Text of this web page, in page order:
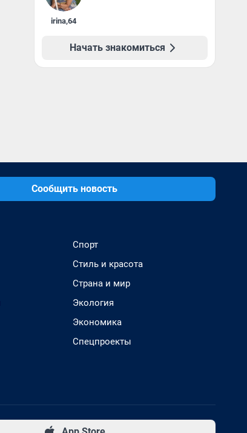
irina,64
Начать знакомиться
Сообщить новость
Спорт
Стиль и красота
Страна и мир
Экология
Экономика
Спецпроекты